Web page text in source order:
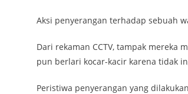
Aksi penyerangan terhadap sebuah
Dari rekaman CCTV, tampak mereka
pun berlari kocar-kacir karena tidak
Peristiwa penyerangan yang